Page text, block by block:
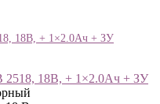
18В, + 1×2.0Ач + ЗУ
2518, 18В, + 1×2.0Ач + ЗУ